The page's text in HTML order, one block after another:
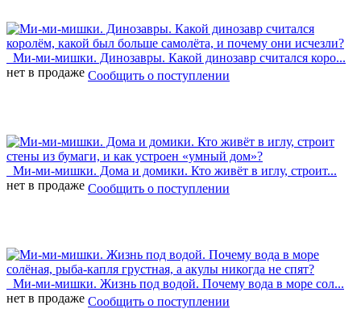
Ми-ми-мишки. Динозавры. Какой динозавр считался коро...
нет в продаже Сообщить о поступлении
Ми-ми-мишки. Дома и домики. Кто живёт в иглу, строит...
нет в продаже Сообщить о поступлении
Ми-ми-мишки. Жизнь под водой. Почему вода в море сол...
нет в продаже Сообщить о поступлении